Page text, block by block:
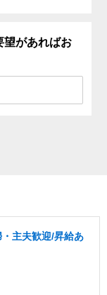
望があればお
主夫歓迎/昇給あ